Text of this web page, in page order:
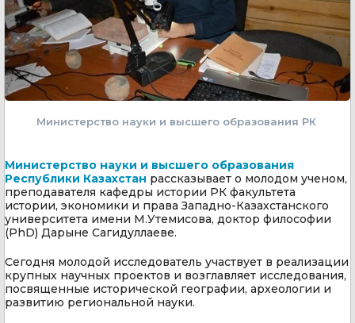
Министерство науки и высшего образования РК
Министерство науки и высшего образования
Республики Казахстан рассказывает о молодом ученом,
преподавателя кафедры истории РК факультета
истории, экономики и права Западно-Казахстанского
университета имени М.Утемисова, доктор философии
(PhD) Дарыне Сагидуллаеве.
Сегодня молодой исследователь участвует в реализации
крупных научных проектов и возглавляет исследования,
посвященные исторической географии, археологии и
развитию региональной науки.